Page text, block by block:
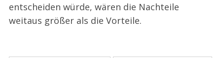
entscheiden würde, wären die Nachteile
weitaus größer als die Vorteile.